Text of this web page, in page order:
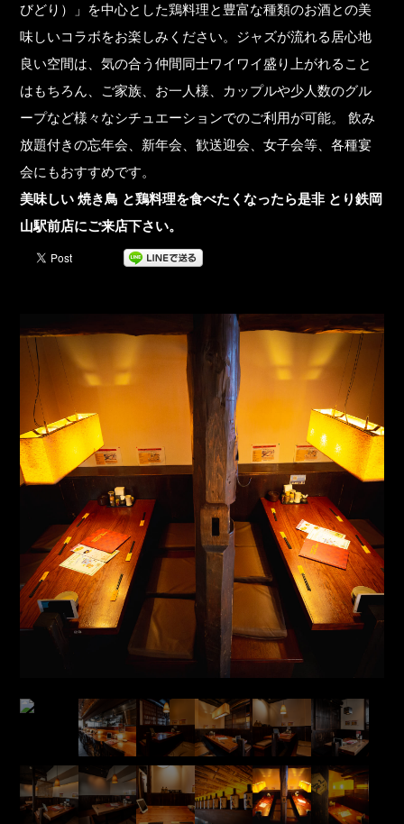
びどり）」を中心とした鶏料理と豊富な種類のお酒との美
味しいコラボをお楽しみください。ジャズが流れる居心地
良い空間は、気の合う仲間同士ワイワイ盛り上がれること
はもちろん、ご家族、お一人様、カップルや少人数のグル
ープなど様々なシチュエーションでのご利用が可能。 飲み
放題付きの忘年会、新年会、歓送迎会、女子会等、各種宴
会にもおすすめです。
美味しい 焼き鳥 と鶏料理を食べたくなったら是非 とり鉄岡
山駅前店にご来店下さい。